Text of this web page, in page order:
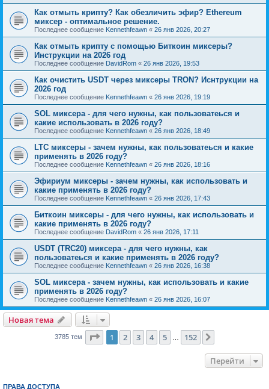
Как отмыть крипту? Как обезличить эфир? Ethereum
миксер - оптимальное решение.
Последнее сообщение Kennethfeawn « 26 янв 2026, 20:27
Как отмыть крипту с помощью Биткоин миксеры?
Инструкции на 2026 год
Последнее сообщение DavidRom « 26 янв 2026, 19:53
Как очистить USDT через миксеры TRON? Иснтрукции на
2026 год
Последнее сообщение Kennethfeawn « 26 янв 2026, 19:19
SOL миксера - для чего нужны, как пользоватеься и
какие использовать в 2026 году?
Последнее сообщение Kennethfeawn « 26 янв 2026, 18:49
LTC миксеры - зачем нужны, как пользоватеься и какие
применять в 2026 году?
Последнее сообщение Kennethfeawn « 26 янв 2026, 18:16
Эфириум миксеры - зачем нужны, как использовать и
какие применять в 2026 году?
Последнее сообщение Kennethfeawn « 26 янв 2026, 17:43
Биткоин миксеры - для чего нужны, как использовать и
какие применять в 2026 году?
Последнее сообщение DavidRom « 26 янв 2026, 17:11
USDT (TRC20) миксера - для чего нужны, как
пользоватеься и какие применять в 2026 году?
Последнее сообщение Kennethfeawn « 26 янв 2026, 16:38
SOL миксера - зачем нужны, как использовать и какие
применять в 2026 году?
Последнее сообщение Kennethfeawn « 26 янв 2026, 16:07
Новая тема
3785 тем Страница из 152
1 2 3 4 5 152
Перейти
ПРАВА ДОСТУПА